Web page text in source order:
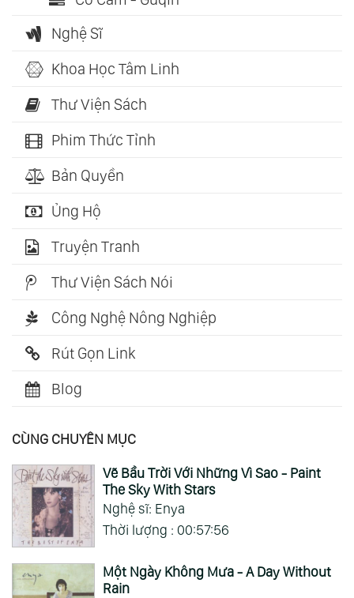
Nghệ Sĩ
Khoa Học Tâm Linh
Thư Viện Sách
Phim Thức Tỉnh
Bản Quyền
Ủng Hộ
Truyện Tranh
Thư Viện Sách Nói
Công Nghệ Nông Nghiệp
Rút Gọn Link
Blog
CÙNG CHUYÊN MỤC
Vẽ Bầu Trời Với Những Vì Sao - Paint
The Sky With Stars
Nghệ sĩ: Enya
Thời lượng : 00:57:56
Một Ngày Không Mưa - A Day Without
Rain